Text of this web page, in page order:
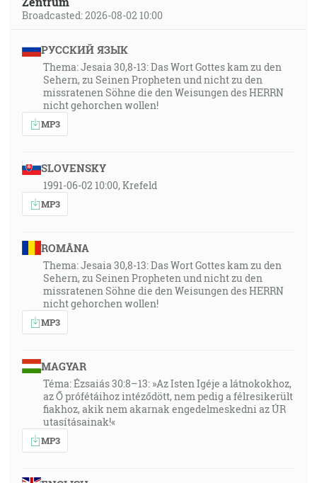
Broadcasted: 2026-08-02 10:00
РУССКИЙ ЯЗЫК
Thema: Jesaia 30,8-13: Das Wort Gottes kam zu den
Sehern, zu Seinen Propheten und nicht zu den
missratenen Söhne die den Weisungen des HERRN
nicht gehorchen wollen!
MP3
SLOVENSKY
1991-06-02 10:00, Krefeld
MP3
ROMÂNA
Thema: Jesaia 30,8-13: Das Wort Gottes kam zu den
Sehern, zu Seinen Propheten und nicht zu den
missratenen Söhne die den Weisungen des HERRN
nicht gehorchen wollen!
MP3
MAGYAR
Téma: Ézsaiás 30:8–13: »Az Isten Igéje a látnokokhoz,
az Ő prófétáihoz intéződött, nem pedig a félresikerült
fiakhoz, akik nem akarnak engedelmeskedni az ÚR
utasításainak!«
MP3